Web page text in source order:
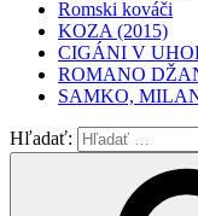
Romski kováči
KOZA (2015)
CIGÁNI V
ROMANO
SAMKO,
Hľadať: